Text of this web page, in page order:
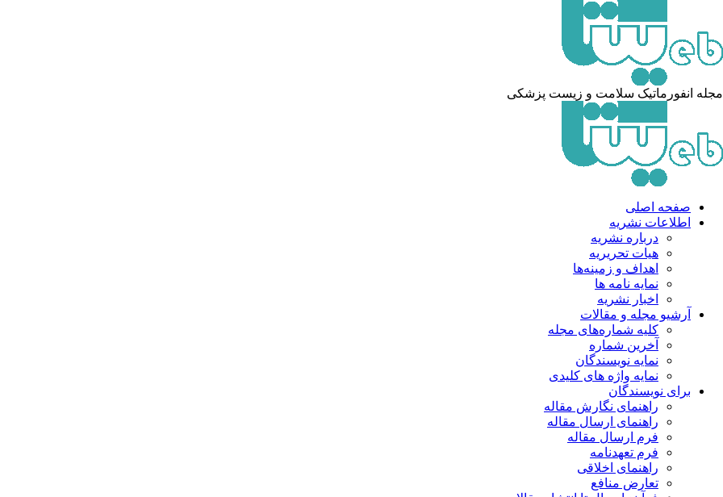
مجله انفورماتیک سلامت و زیست پزشکی
صفحه اصلی
اطلاعات نشریه
درباره نشریه
هیات تحریریه
اهداف و زمینه‌ها
نمایه نامه ها
اخبار نشریه
آرشیو مجله و مقالات
کلیه شماره‌های مجله
آخرین شماره
نمایه نویسندگان
نمایه واژه های کلیدی
برای نویسندگان
راهنمای نگارش مقاله
راهنمای ارسال مقاله
فرم ارسال مقاله
فرم تعهدنامه
راهنمای اخلاقی
تعارض منافع